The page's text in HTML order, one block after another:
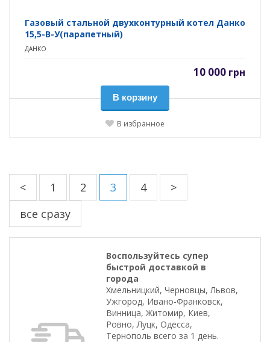
Газовый стальной двухконтурный котел Данко
15,5-В-У(парапетный)
ДАНКО
10 000 грн
В корзину
В избранное
< 1 2 3 4
>
все сразу
Воспользуйтесь супер
быстрой доставкой в
города
Хмельницкий, Черновцы, Львов,
Ужгород, Ивано-Франковск,
Винница, Житомир, Киев,
Ровно, Луцк, Одесса,
Тернополь всего за 1 день.